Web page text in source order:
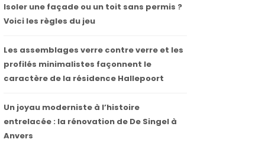
Isoler une façade ou un toit sans permis ?
Voici les règles du jeu
Les assemblages verre contre verre et les
profilés minimalistes façonnent le
caractère de la résidence Hallepoort
Un joyau moderniste à l’histoire
entrelacée : la rénovation de De Singel à
Anvers